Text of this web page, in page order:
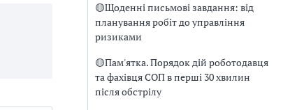
🟡Щоденні письмові завдання: від
планування робіт до управління
ризиками
🟡Пам'ятка. Порядок дій роботодавця
та фахівця СОП в перші 30 хвилин
після обстрілу